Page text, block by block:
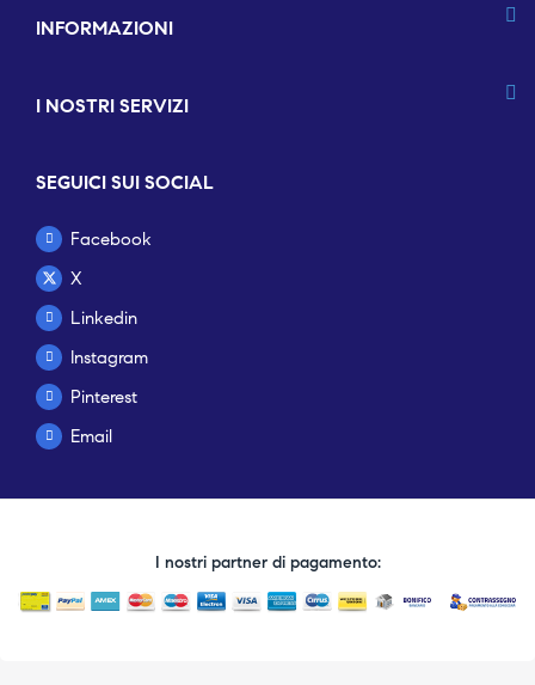
INFORMAZIONI
I NOSTRI SERVIZI
SEGUICI SUI SOCIAL
Facebook
X
Linkedin
Instagram
Pinterest
Email
I nostri partner di pagamento: